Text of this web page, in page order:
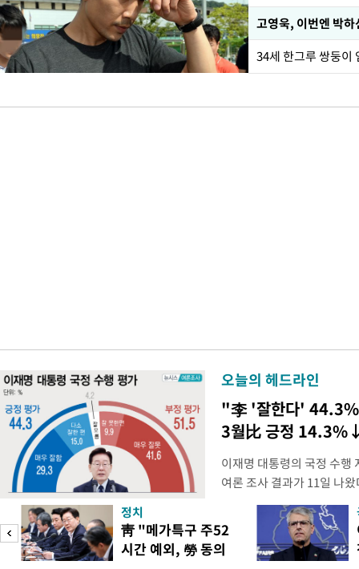
34세 한그루 쌍둥
오늘의 헤드라인
"李 '잘한다'
3월比 긍정
이재명 대통령의 국정 수
여론 조사 결과가 11일 나
스리서치에 의뢰해 지난 9
상 성인 남녀 1018명을 대
의 국정 수행 평가를 물은
44.3%, '잘 못하고 있다'는
정치
靑 "메가특구 주52
시간 예외, 勞 동의